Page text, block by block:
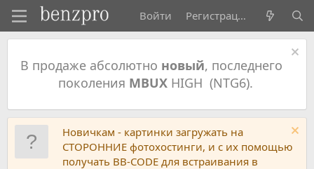
Войти Регистрация
В продаже абсолютно новый, последнего
поколения MBUXHIGH (NTG6).
Новичкам - картинки загружать на
СТОРОННИЕ фотохостинги, и с их помощью
получать BB-CODE для встраивания в